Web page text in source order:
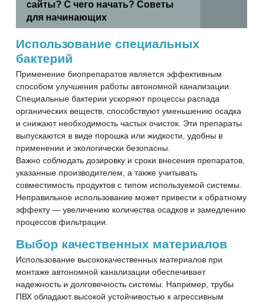
сайты? С чего начать? Советы
для начинающих
Использование специальных
бактерий
Применение биопрепаратов является эффективным
способом улучшения работы автономной канализации.
Специальные бактерии ускоряют процессы распада
органических веществ, способствуют уменьшению осадка
и снижают необходимость частых очисток. Эти препараты
выпускаются в виде порошка или жидкости, удобны в
применении и экологически безопасны.
Важно соблюдать дозировку и сроки внесения препаратов,
указанные производителем, а также учитывать
совместимость продуктов с типом используемой системы.
Неправильное использование может привести к обратному
эффекту — увеличению количества осадков и замедлению
процессов фильтрации.
Выбор качественных материалов
Использование высококачественных материалов при
монтаже автономной канализации обеспечивает
надежность и долговечность системы. Например, трубы
ПВХ обладают высокой устойчивостью к агрессивным